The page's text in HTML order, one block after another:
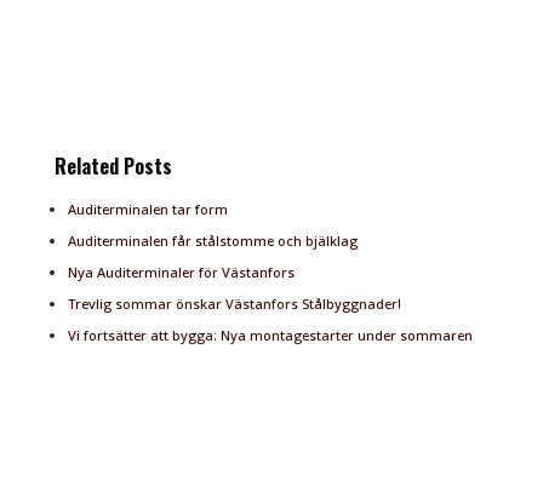
Related Posts
Auditerminalen tar form
Auditerminalen får stålstomme och bjälklag
Nya Auditerminaler för Västanfors
Trevlig sommar önskar Västanfors Stålbyggnader!
Vi fortsätter att bygga: Nya montagestarter under sommaren